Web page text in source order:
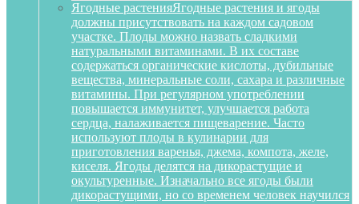
Ягодные растенияЯгодные растения и ягоды
должны присутствовать на каждом садовом
участке. Плоды можно назвать сладкими
натуральными витаминами. В их составе
содержаться органические кислоты, дубильные
вещества, минеральные соли, сахара и различные
витамины. При регулярном употреблении
повышается иммунитет, улучшается работа
сердца, налаживается пищеварение. Часто
используют плоды в кулинарии для
приготовления варенья, джема, компота, желе,
киселя. Ягоды делятся на дикорастущие и
окультуренные. Изначально все ягоды были
дикорастущими, но со временем человек научился